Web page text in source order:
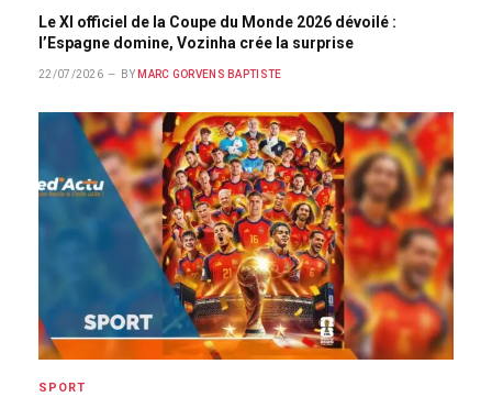
Le XI officiel de la Coupe du Monde 2026 dévoilé :
l’Espagne domine, Vozinha crée la surprise
22/07/2026 BY MARC GORVENS BAPTISTE
SPORT